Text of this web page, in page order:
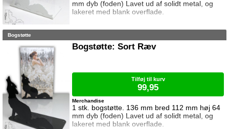
mm dyb (foden) Lavet ud af solidt metal, og
lakeret med blank overflade.
Bogstøtte
Bogstøtte: Sort Ræv
1 stk. bogstøtte. 136 mm bred 112 mm høj 64
mm dyb (foden) Lavet ud af solidt metal, og
lakeret med blank overflade.
Merchandise
Tilføj til kurv
99,95